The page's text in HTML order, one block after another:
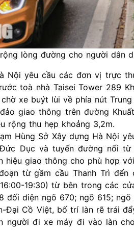
lòng đường cho người dân
Nội yêu cầu các đơn vị trực
toà nhà Taisei Tower 289
xe buýt lùi về phía nút Trung
giao thông trên đường
rộng thu hẹp khoảng 3,2m.
Hùng Sở Xây dựng Hà Nội
Dục và tuyến đường nối
hiệu giao thông cho phù hợp
từ gầm cầu Thanh Trì
19:30) từ bên trong các
đối diện ngõ 670; ngõ 615;
Đại Cồ Việt, bố trí làn rẽ trái
người đi xe máy đi vào làn